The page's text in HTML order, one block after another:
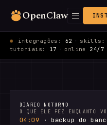
OpenClaw
integrações: 62 · skills:
tutoriais: 17 · online 24/7
DIÁRIO NOTURNO
O QUE ELE FEZ ENQUANTO
04:09 · backup do